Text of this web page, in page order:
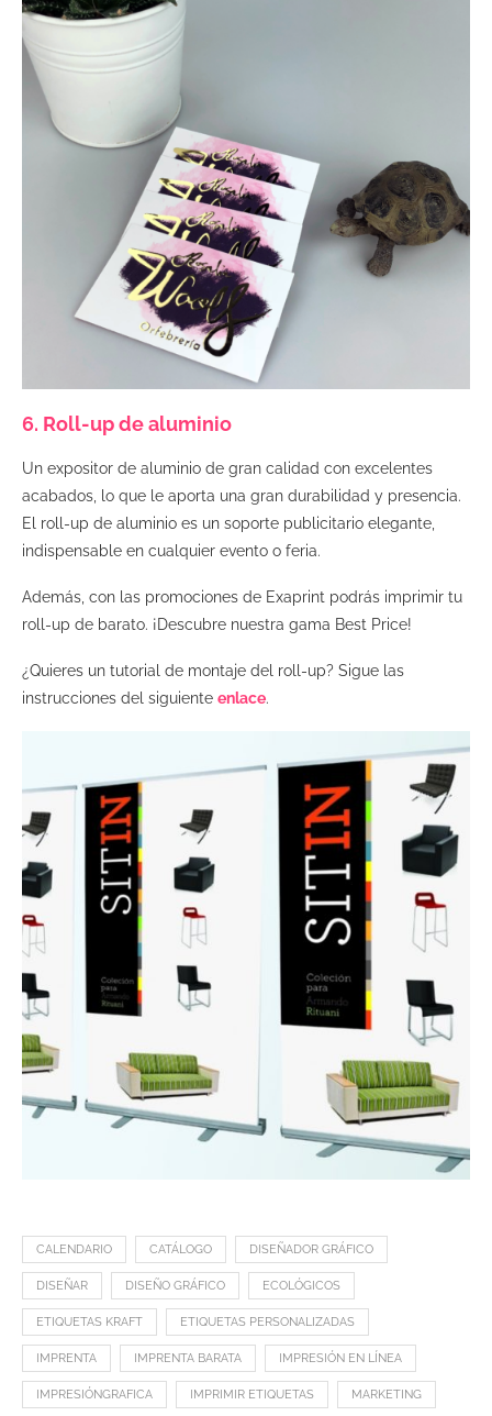
6. Roll-up de aluminio
Un expositor de aluminio de gran calidad con excelentes
acabados, lo que le aporta una gran durabilidad y presencia.
El roll-up de aluminio es un soporte publicitario elegante,
indispensable en cualquier evento o feria.
Además, con las promociones de Exaprint podrás imprimir tu
roll-up de barato. ¡Descubre nuestra gama Best Price!
¿Quieres un tutorial de montaje del roll-up? Sigue las
instrucciones del siguiente enlace.
CALENDARIO CATÁLOGO DISEÑADOR GRÁFICO
DISEÑAR DISEÑO GRÁFICO ECOLÓGICOS
ETIQUETAS KRAFT ETIQUETAS PERSONALIZADAS
IMPRENTA IMPRENTA BARATA IMPRESIÓN EN LÍNEA
IMPRESIÓNGRAFICA IMPRIMIR ETIQUETAS MARKETING